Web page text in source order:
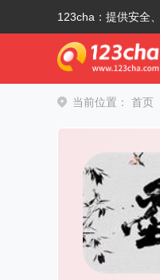
123cha：提供安全
当前位置： 首页